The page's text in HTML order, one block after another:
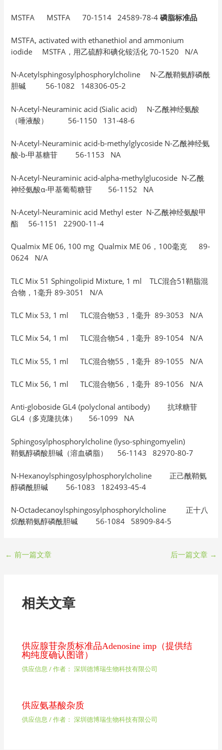
MSTFA MSTFA 70-1514 24589-78-4磷脂标准品
MSTFA, activated with ethanethiol and ammonium
iodide MSTFA，用乙硫醇和碘化铵活化 70-1520 N/A
N-Acetylsphingosylphosphorylcholine N-乙酰鞘氨醇磷酰
胆碱 56-1082 148306-05-2
N-Acetyl-Neuraminic acid (Sialic acid) N-乙酰神经氨酸
（唾液酸） 56-1150 131-48-6
N-Acetyl-Neuraminic acid-b-methylglycoside N-乙酰神经氨
酸-b-甲基糖苷 56-1153 NA
N-Acetyl-Neuraminic acid-alpha-methylglucoside N-乙酰
神经氨酸α-甲基葡萄糖苷 56-1152 NA
N-Acetyl-Neuraminic acid Methyl ester N-乙酰神经氨酸甲
酯 56-1151 22900-11-4
Qualmix ME 06, 100 mg Qualmix ME 06，100毫克 89-
0624 N/A
TLC Mix 51 Sphingolipid Mixture, 1 ml TLC混合51鞘脂混
合物，1毫升 89-3051 N/A
TLC Mix 53, 1 ml TLC混合物53，1毫升 89-3053 N/A
TLC Mix 54, 1 ml TLC混合物54，1毫升 89-1054 N/A
TLC Mix 55, 1 ml TLC混合物55，1毫升 89-1055 N/A
TLC Mix 56, 1 ml TLC混合物56，1毫升 89-1056 N/A
Anti-globoside GL4 (polyclonal antibody) 抗球糖苷
GL4（多克隆抗体） 56-1099 NA
Sphingosylphosphorylcholine (lyso-sphingomyelin)
鞘氨醇磷酸胆碱（溶血磷脂） 56-1143 82970-80-7
N-Hexanoylsphingosylphosphorylcholine 正己酰鞘氨
醇磷酰胆碱 56-1083 182493-45-4
N-Octadecanoylsphingosylphosphorylcholine 正十八
烷酰鞘氨醇磷酰胆碱 56-1084 58909-84-5
← 前一篇文章 后一篇文章 →
相关文章
供应腺苷杂质标准品Adenosine imp（提供结
构纯度确认图谱）
供应信息 / 作者： 深圳德博瑞生物科技有限公司
供应氨基酸杂质
供应信息 / 作者： 深圳德博瑞生物科技有限公司